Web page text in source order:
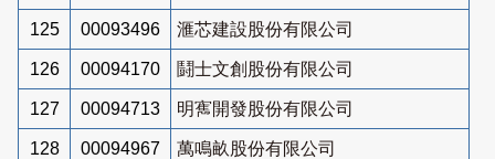
125 00093496 滙芯建設股份有限公司
126 00094170 鬪士文創股份有限公司
127 00094713 明寯開發股份有限公司
128 00094967 萬鳴畝股份有限公司